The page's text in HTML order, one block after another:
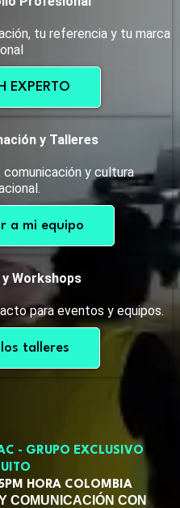
tu referencia y tu marca
EXPERTO
y Talleres
comunicación y cultura
a mi equipo
Workshops
para eventos y equipos.
talleres
- GRUPO EXCLUSIVO
HORA COLOMBIA
COMUNICACIÓN CON